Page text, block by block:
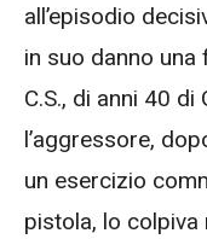
all’episodio
in suo danno
C.S., di anni 40
l’aggressore,
un esercizio
pistola, lo